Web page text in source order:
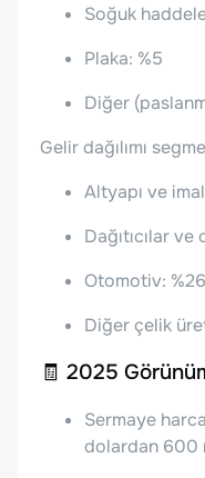
Soğuk
Plaka: %5
Diğer
Gelir dağılımı
Altyapı ve
Dağıtıcılar
Otomotiv: %26
Diğer çelik
🧾 2025
Sermaye
dolardan 600